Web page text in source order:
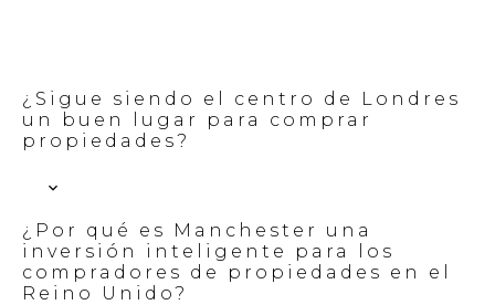
¿Sigue siendo el centro de Londres
un buen lugar para comprar
propiedades?
¿Por qué es Manchester una
inversión inteligente para los
compradores de propiedades en el
Reino Unido?